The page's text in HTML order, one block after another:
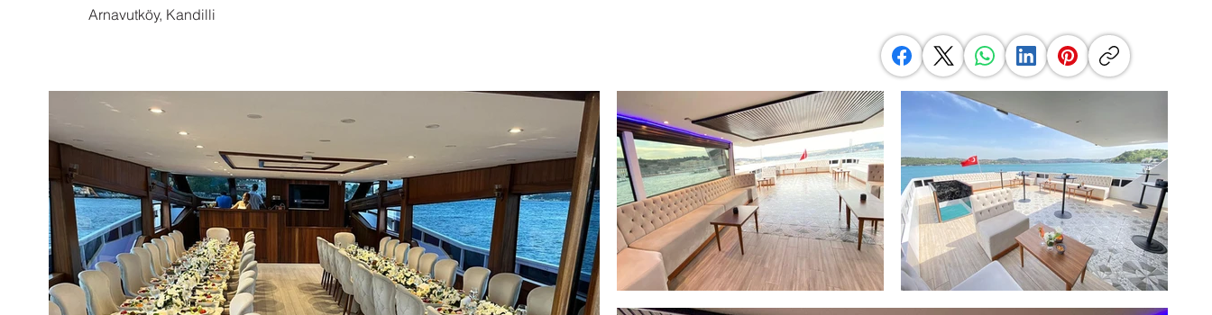
Arnavutköy, Kandilli